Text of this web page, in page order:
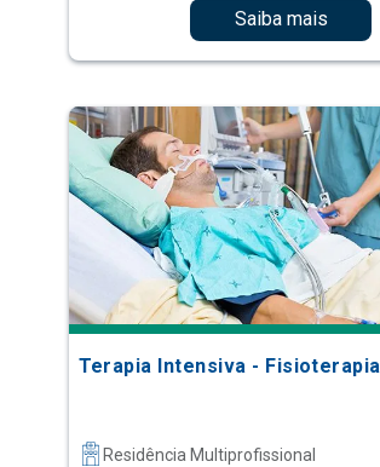
Saiba mais
Terapia Intensiva - Fisioterapia
Residência Multiprofissional